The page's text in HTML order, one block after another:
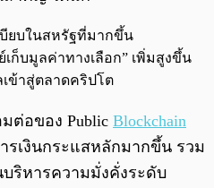
ยบในสหรัฐที่มากขึ้น
ก็บมูลค่าทางเลือก” เพิ่มสูงขึ้น
ข้าสู่ตลาดคริปโต
ต่อของ Public Blockchain
รเงินกระแสหลักมากขึ้น รวม
ริหารความมั่งคั่งระดับ